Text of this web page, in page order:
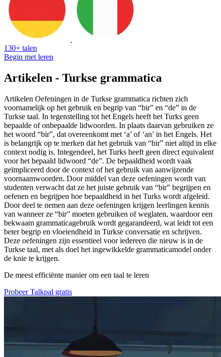
130+ talen
Begin met leren
Artikelen - Turkse grammatica
Artikelen Oefeningen in de Turkse grammatica richten zich
voornamelijk op het gebruik en begrip van “bir” en “de” in de
Turkse taal. In tegenstelling tot het Engels heeft het Turks geen
bepaalde of onbepaalde lidwoorden. In plaats daarvan gebruiken ze
het woord “bir”, dat overeenkomt met ‘a’ of ‘an’ in het Engels. Het
is belangrijk op te merken dat het gebruik van “bir” niet altijd in elke
context nodig is. Integendeel, het Turks heeft geen direct equivalent
voor het bepaald lidwoord “de”. De bepaaldheid wordt vaak
geïmpliceerd door de context of het gebruik van aanwijzende
voornaamwoorden. Door middel van deze oefeningen wordt van
studenten verwacht dat ze het juiste gebruik van “bir” begrijpen en
oefenen en begrijpen hoe bepaaldheid in het Turks wordt afgeleid.
Door deel te nemen aan deze oefeningen krijgen leerlingen kennis
van wanneer ze “bir” moeten gebruiken of weglaten, waardoor een
bekwaam grammaticagebruik wordt gegarandeerd, wat leidt tot een
beter begrip en vloeiendheid in Turkse conversatie en schrijven.
Deze oefeningen zijn essentieel voor iedereen die nieuw is in de
Turkse taal, met als doel het ingewikkelde grammaticamodel onder
de knie te krijgen.
De meest efficiënte manier om een taal te leren
Probeer Talkpal gratis